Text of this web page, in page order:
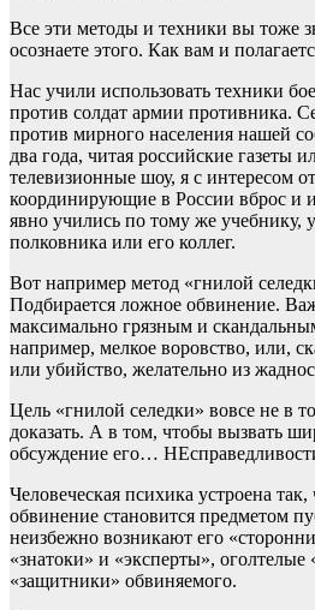
Все эти методы и техники вы тоже
осознаете этого. Как вам и
Нас учили использовать техники
против солдат армии противника.
против мирного населения нашей
два года, читая российские газеты
телевизионные шоу, я с интересом
координирующие в России вброс и
явно учились по тому же учебнику,
полковника или его коллег.
Вот например метод «гнилой
Подбирается ложное обвинение.
максимально грязным и
например, мелкое воровство, или,
или убийство, желательно из
Цель «гнилой селедки» вовсе не в
доказать. А в том, чтобы вызвать
обсуждение его…
Человеческая психика устроена так,
обвинение становится предметом
неизбежно возникают его
«знатоки» и «эксперты»,
«защитники» обвиняемого.